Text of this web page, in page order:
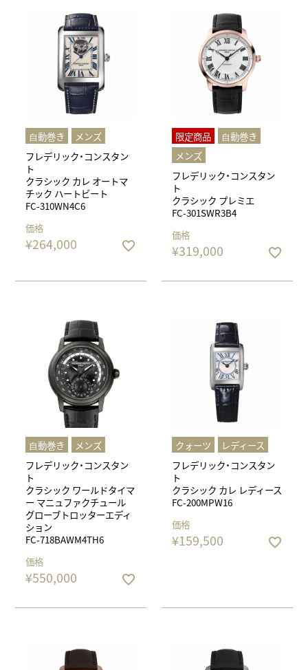
⾃動巻き
メンズ
フレデリック・コンスタン
ト
クラシック カレ オートマ
チック ハートビート
FC-310WN4C6
価格
¥264,000
限定商品
⾃動巻き
メンズ
フレデリック・コンスタン
ト
クラシック プレミエ
FC-301SWR3B4
価格
¥319,000
⾃動巻き
メンズ
フレデリック・コンスタン
ト
クラシック ワールドタイマ
ー マニュファクチュール
グローブトロッターエディ
ション
FC-718BAWM4TH6
価格
¥550,000
クォーツ
レディース
フレデリック・コンスタン
ト
クラシック カレ レディース
FC-200MPW16
価格
¥159,500